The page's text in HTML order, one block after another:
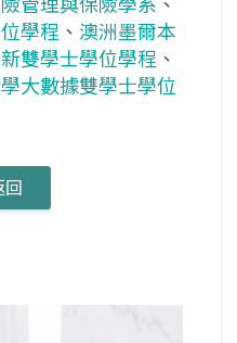
管理與保險學系 、
學程 、 澳洲墨爾本
雙學士學位學程 、
大數據雙學士學位
回